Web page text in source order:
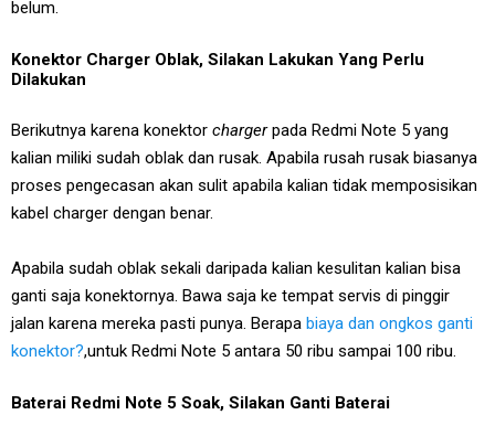
belum.
Konektor Charger Oblak, Silakan Lakukan Yang Perlu
Dilakukan
Berikutnya karena konektor chargerpada Redmi Note 5 yang
kalian miliki sudah oblak dan rusak. Apabila rusah rusak biasanya
proses pengecasan akan sulit apabila kalian tidak memposisikan
kabel charger dengan benar.
Apabila sudah oblak sekali daripada kalian kesulitan kalian bisa
ganti saja konektornya. Bawa saja ke tempat servis di pinggir
jalan karena mereka pasti punya. Berapa biaya dan ongkos ganti
konektor?,untuk Redmi Note 5 antara 50 ribu sampai 100 ribu.
Baterai Redmi Note 5 Soak, Silakan Ganti Baterai